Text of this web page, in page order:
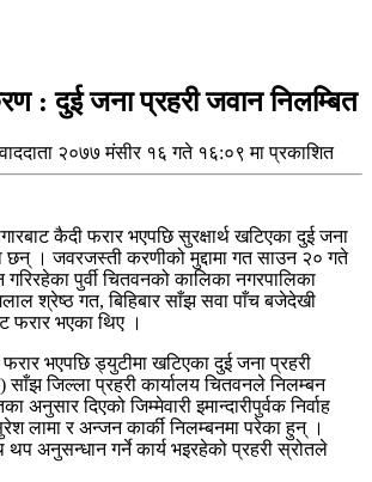
: दुई जना प्रहरी जवान निलम्बित
२०७७ मंसीर १६ गते १६:०९ मा प्रकाशित
कैदी फरार भएपछि सुरक्षार्थ खटिएका दुई जना
छन् । जवरजस्ती करणीको मुद्दामा गत साउन २० गते
पुर्वी चितवनको कालिका नगरपालिका
श्रेष्ठ गत, बिहिबार साँझ सवा पाँच बजेदेखी
फरार भएका थिए ।
फरार भएपछि ड्युटीमा खटिएका दुई जना प्रहरी
साँझ जिल्ला प्रहरी कार्यालय चितवनले निलम्बन
अनुसार दिएको जिम्मेवारी इमान्दारीपुर्वक निर्वाह
लामा र अन्जन कार्की निलम्बनमा परेका हुन् ।
थप अनुसन्धान गर्ने कार्य भइरहेको प्रहरी स्रोतले